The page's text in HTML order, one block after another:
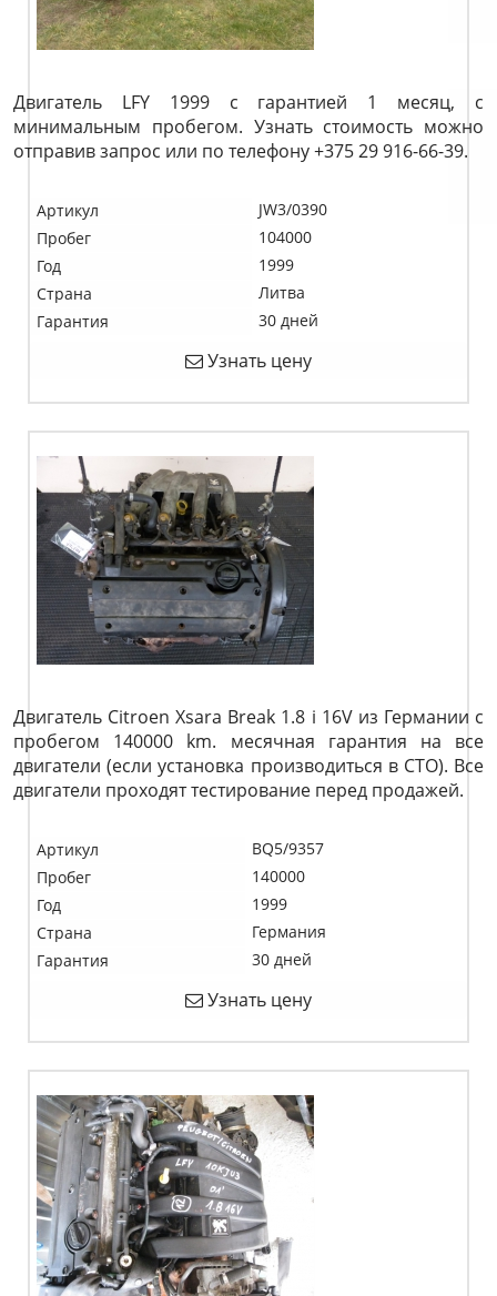
Двигатель LFY 1999 с гарантией 1 месяц, с
минимальным пробегом. Узнать стоимость можно
отправив запрос или по телефону +375 29 916-66-39.
Артикул
JW3/0390
Пробег
104000
Год
1999
Страна
Литва
Гарантия
30 дней
Узнать цену
Двигатель Citroen Xsara Break 1.8 i 16V из Германии с
пробегом 140000 km. месячная гарантия на все
двигатели (если установка производиться в СТО). Все
двигатели проходят тестирование перед продажей.
Артикул
BQ5/9357
Пробег
140000
Год
1999
Страна
Германия
Гарантия
30 дней
Узнать цену